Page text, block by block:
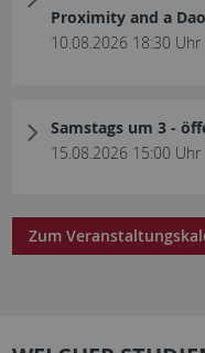
Proximity and a
10.08.2026 18:30 Uhr
Samstags um 3 -
15.08.2026 15:00 Uhr
Zum